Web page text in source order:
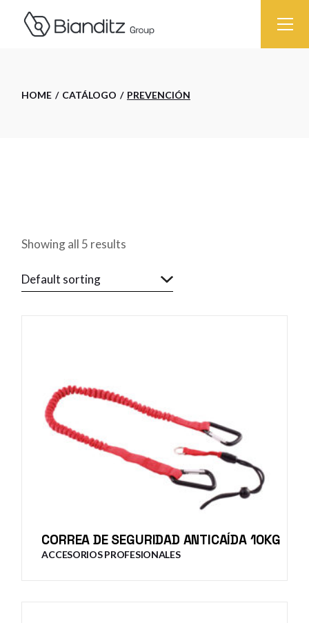
HOME CATÁLOGO PREVENCIÓN
Showing all 5 results
Default sorting
CORREA DE SEGURIDAD ANTICAÍDA 10KG
ACCESORIOS PROFESIONALES